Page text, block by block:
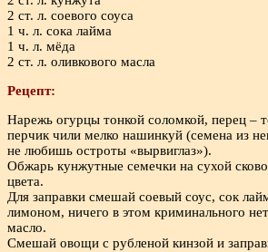
2 ст. л. соевого соуса
1 ч. л. сока лайма
1 ч. л. мёда
2 ст. л. оливкового масла
Рецепт:
Нарежь огурцы тонкой соломкой, перец –
перчик чили мелко нашинкуй (семена из
не любишь остроты «вырвиглаз»).
Обжарь кунжутные семечки на сухой
цвета.
Для заправки смешай соевый соус, сок
лимоном, ничего в этом криминального
масло.
Смешай овощи с рубленой кинзой и